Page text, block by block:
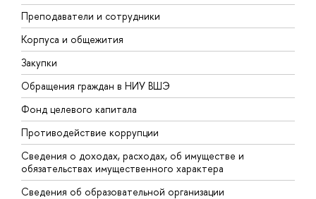
Преподаватели и сотрудники
Корпуса и общежития
Закупки
Обращения граждан в НИУ ВШЭ
Фонд целевого капитала
Противодействие коррупции
Сведения о доходах, расходах, об имуществе и
обязательствах имущественного характера
Сведения об образовательной организации